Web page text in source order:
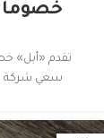
تقدم «أبل»
سعي شركة